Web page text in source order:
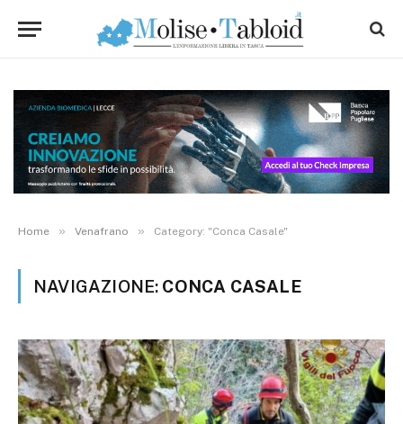
Home » Venafrano » Category: "Conca Casale"
NAVIGAZIONE: CONCA CASALE